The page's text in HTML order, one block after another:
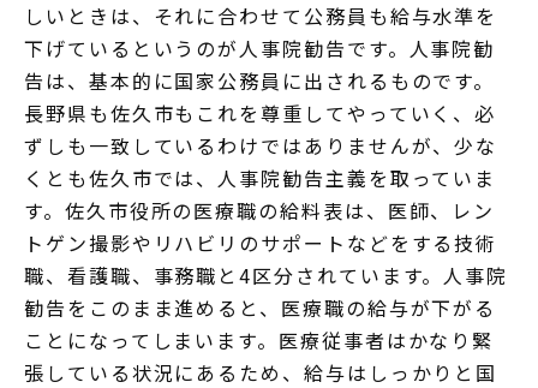
しいときは、それに合わせて公務員も給与水準を
下げているというのが人事院勧告です。人事院勧
告は、基本的に国家公務員に出されるものです。
長野県も佐久市もこれを尊重してやっていく、必
ずしも一致しているわけではありませんが、少な
くとも佐久市では、人事院勧告主義を取っていま
す。佐久市役所の医療職の給料表は、医師、レン
トゲン撮影やリハビリのサポートなどをする技術
職、看護職、事務職と4区分されています。人事院
勧告をこのまま進めると、医療職の給与が下がる
ことになってしまいます。医療従事者はかなり緊
張している状況にあるため、給与はしっかりと国